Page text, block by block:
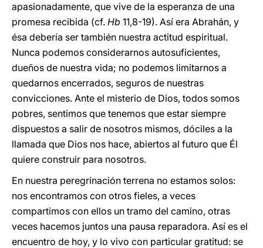
apasionadamente, que vive de la esperanza de una
promesa recibida (cf. Hb 11,8-19). Así era Abrahán, y
ésa debería ser también nuestra actitud espiritual.
Nunca podemos considerarnos autosuficientes,
dueños de nuestra vida; no podemos limitarnos a
quedarnos encerrados, seguros de nuestras
convicciones. Ante el misterio de Dios, todos somos
pobres, sentimos que tenemos que estar siempre
dispuestos a salir de nosotros mismos, dóciles a la
llamada que Dios nos hace, abiertos al futuro que Él
quiere construir para nosotros.
En nuestra peregrinación terrena no estamos solos:
nos encontramos con otros fieles, a veces
compartimos con ellos un tramo del camino, otras
veces hacemos juntos una pausa reparadora. Así es el
encuentro de hoy, y lo vivo con particular gratitud: se